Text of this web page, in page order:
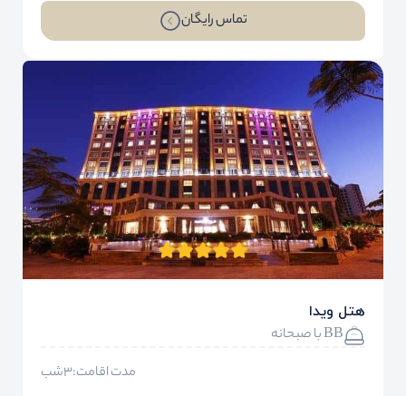
تماس رایگان
هتل ویدا
BB با صبحانه
مدت اقامت:3شب